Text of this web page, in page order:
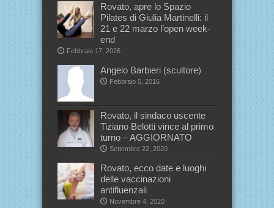
Rovato, apre lo Spazio
Pilates di Giulia Martinelli: il
21 e 22 marzo l’open week-
end
Febbraio 17, 2026
Angelo Barbieri (scultore)
Febbraio 5, 2016
Rovato, il sindaco uscente
Tiziano Belotti vince al primo
turno – AGGIORNATO
Settembre 22, 2020
Rovato, ecco date e luoghi
delle vaccinazioni
antifluenzali
Novembre 4, 2020